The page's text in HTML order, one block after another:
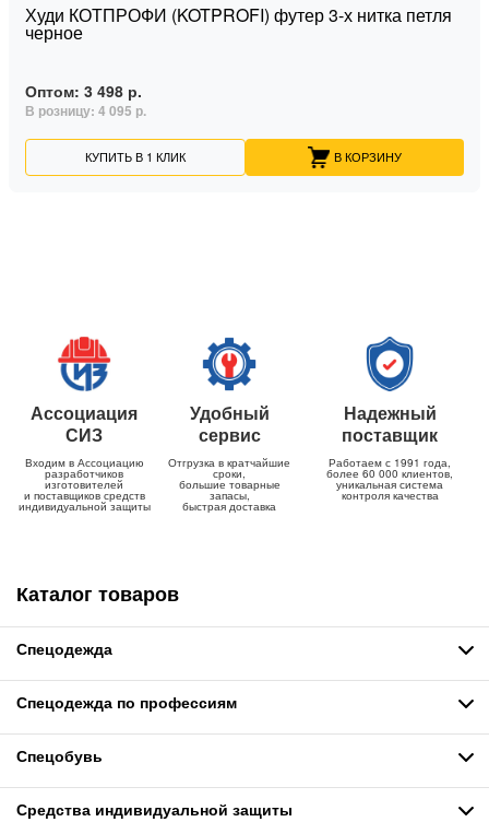
Худи КОТПРОФИ (KOTPROFI) футер 3-х нитка петля
черное
Оптом: 3 498 р.
В розницу: 4 095 р.
КУПИТЬ В 1 КЛИК В КОРЗИНУ
Ассоциация
СИЗ
Входим в Ассоциацию
разработчиков
изготовителей
и поставщиков средств
индивидуальной защиты
Удобный
сервис
Отгрузка в кратчайшие
сроки,
большие товарные
запасы,
быстрая доставка
Надежный
поставщик
Работаем с 1991 года,
более 60 000 клиентов,
уникальная система
контроля качества
Каталог товаров
Спецодежда
Спецодежда по профессиям
Спецобувь
Средства индивидуальной защиты